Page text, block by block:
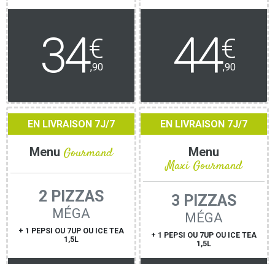
34€
,90 44€
,90
EN LIVRAISON 7J/7
Menu Gourmand
2 PIZZAS
MÉGA
+ 1 PEPSI OU 7UP OU ICE TEA
1,5L
EN LIVRAISON 7J/7
Menu
Maxi Gourmand
3 PIZZAS
MÉGA
+ 1 PEPSI OU 7UP OU ICE TEA
1,5L